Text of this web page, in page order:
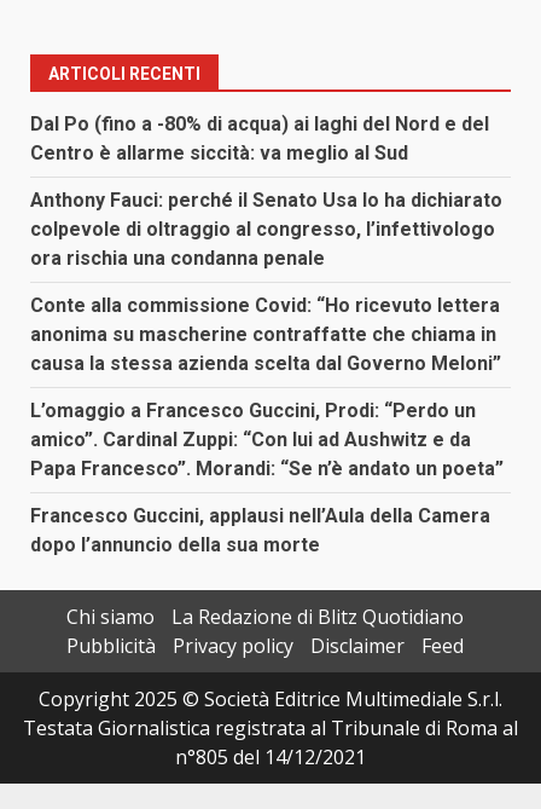
ARTICOLI RECENTI
Dal Po (fino a -80% di acqua) ai laghi del Nord e del
Centro è allarme siccità: va meglio al Sud
Anthony Fauci: perché il Senato Usa lo ha dichiarato
colpevole di oltraggio al congresso, l’infettivologo
ora rischia una condanna penale
Conte alla commissione Covid: “Ho ricevuto lettera
anonima su mascherine contraffatte che chiama in
causa la stessa azienda scelta dal Governo Meloni”
L’omaggio a Francesco Guccini, Prodi: “Perdo un
amico”. Cardinal Zuppi: “Con lui ad Aushwitz e da
Papa Francesco”. Morandi: “Se n’è andato un poeta”
Francesco Guccini, applausi nell’Aula della Camera
dopo l’annuncio della sua morte
Chi siamo
La Redazione di Blitz Quotidiano
Pubblicità
Privacy policy Disclaimer
Feed
Copyright 2025 © Società Editrice Multimediale S.r.l.
Testata Giornalistica registrata al Tribunale di Roma al
n°805 del 14/12/2021